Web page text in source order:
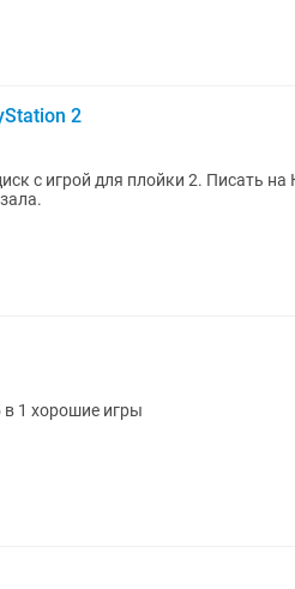
2
2. Писать на Каспи/. На звонки не отвечаю.
в 1 хорошие игры